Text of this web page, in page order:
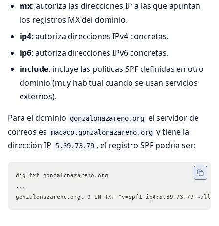
mx: autoriza las direcciones IP a las que apuntan
los registros MX del dominio.
ip4: autoriza direcciones IPv4 concretas.
ip6: autoriza direcciones IPv6 concretas.
include: incluye las políticas SPF definidas en otro
dominio (muy habitual cuando se usan servicios
externos).
Para el dominio
gonzalonazareno.org el servidor de
correos es macaco.gonzalonazareno.org y tiene la
dirección IP
5.39.73.79 , el registro SPF podría ser:
dig txt gonzalonazareno.org
...
gonzalonazareno.org. 0 IN TXT "v=spf1 ip4:5.39.73.79 ~all"